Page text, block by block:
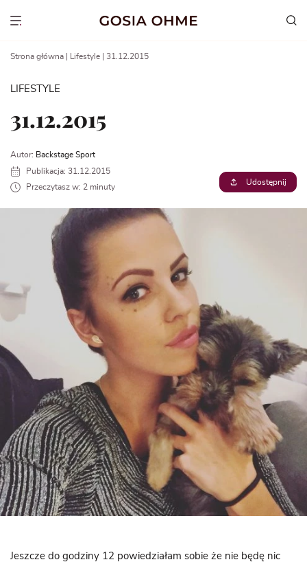
Show menu
Strona główna Lifestyle 31.12.2015
LIFESTYLE
31.12.2015
Autor: Backstage Sport
Publikacja: 31.12.2015
Przeczytasz w: 2 minuty
Udostępnij
Jeszcze do godziny 12 powiedziałam sobie że nie będę nic